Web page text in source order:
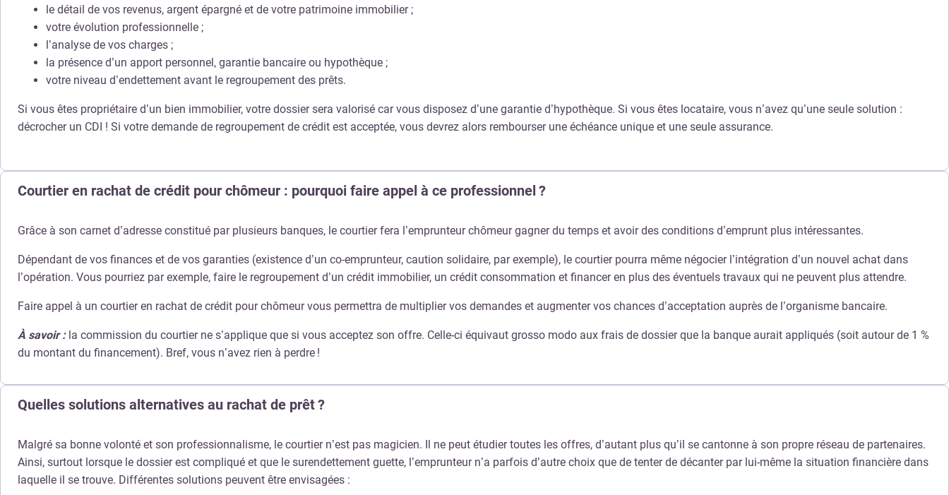
le détail de vos revenus, argent épargné et de votre patrimoine immobilier ;
votre évolution professionnelle ;
l’analyse de vos charges ;
la présence d’un apport personnel, garantie bancaire ou hypothèque ;
votre niveau d’endettement avant le regroupement des prêts.
Si vous êtes propriétaire d’un bien immobilier, votre dossier sera valorisé car vous disposez d’une garantie d’hypothèque. Si vous êtes locataire, vous n’avez qu’une seule solution :
décrocher un CDI ! Si votre demande de regroupement de crédit est acceptée, vous devrez alors rembourser une échéance unique et une seule assurance.
Courtier en rachat de crédit pour chômeur : pourquoi faire appel à ce professionnel ?
Grâce à son carnet d’adresse constitué par plusieurs banques, le courtier fera l’emprunteur chômeur gagner du temps et avoir des conditions d’emprunt plus intéressantes.
Dépendant de vos finances et de vos garanties (existence d’un co-emprunteur, caution solidaire, par exemple), le courtier pourra même négocier l’intégration d’un nouvel achat dans
l’opération. Vous pourriez par exemple, faire le regroupement d’un crédit immobilier, un crédit consommation et financer en plus des éventuels travaux qui ne peuvent plus attendre.
Faire appel à un courtier en rachat de crédit pour chômeur vous permettra de multiplier vos demandes et augmenter vos chances d’acceptation auprès de l’organisme bancaire.
À savoir :la commission du courtier ne s’applique que si vous acceptez son offre. Celle-ci équivaut grosso modo aux frais de dossier que la banque aurait appliqués (soit autour de 1 %
du montant du financement). Bref, vous n’avez rien à perdre !
Quelles solutions alternatives au rachat de prêt ?
Malgré sa bonne volonté et son professionnalisme, le courtier n’est pas magicien. Il ne peut étudier toutes les offres, d’autant plus qu’il se cantonne à son propre réseau de partenaires.
Ainsi, surtout lorsque le dossier est compliqué et que le surendettement guette, l’emprunteur n’a parfois d’autre choix que de tenter de décanter par lui-même la situation financière dans
laquelle il se trouve. Différentes solutions peuvent être envisagées :